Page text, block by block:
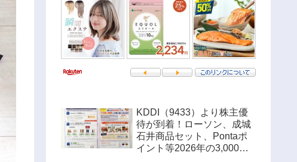
KDDI（9433）より株主優
待が到着！ローソン、成城
石井商品セット、Pontaポ
イント等2026年の3,000円